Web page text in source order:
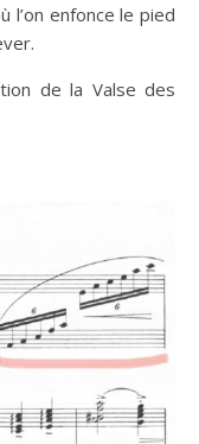
l’on enfonce le pied
de la Valse des